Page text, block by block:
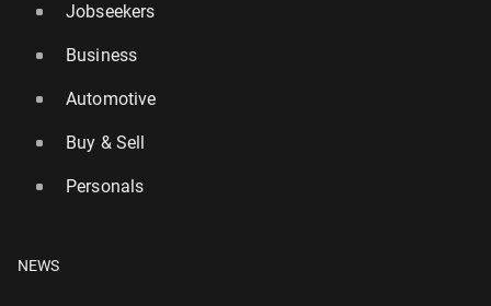
Jobseekers
Business
Automotive
Buy & Sell
Personals
NEWS